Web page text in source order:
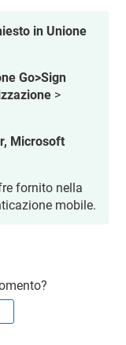
in Unione
Go>Sign
>
Microsoft
fornito nella
mobile.